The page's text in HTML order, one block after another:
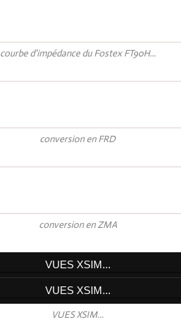
courbe d'impédance du Fostex FT90H...
conversion en FRD
conversion en ZMA
VUES XSIM...